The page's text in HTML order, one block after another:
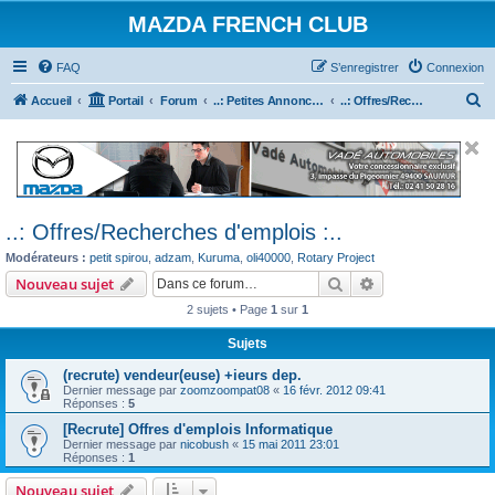
MAZDA FRENCH CLUB
FAQ Connexion
S’enregistrer
Accueil Portail Forum ..: Petites Annonces :.. (achats / ventes) ..: Offres/Recherches d'emplois :..
..: Offres/Recherches d'emplois :..
Modérateurs : petit spirou adzam Kuruma oli40000 Rotary Project
Nouveau sujet Rechercher
2 sujets • Page 1 sur 1
Sujets
(recrute) vendeur(euse) +ieurs dep.
Dernier message par zoomzoompat08 « 16 févr. 2012 09:41
Réponses : 5
[Recrute] Offres d'emplois Informatique
Dernier message par nicobush « 15 mai 2011 23:01
Réponses : 1
Nouveau sujet